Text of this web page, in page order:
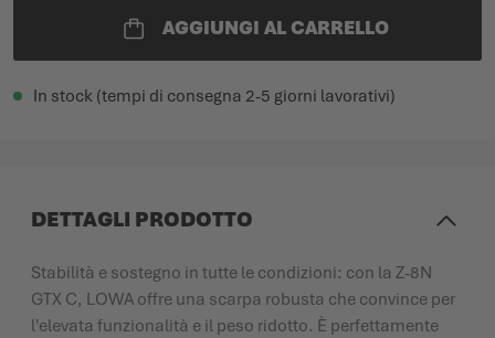
AGGIUNGI AL CARRELLO
In stock (tempi di consegna 2-5 giorni lavorativi)
DETTAGLI PRODOTTO
Stabilità e sostegno in tutte le condizioni: con la Z-8N
GTX C, LOWA offre una scarpa robusta che convince per
l'elevata funzionalità e il peso ridotto. È perfettamente